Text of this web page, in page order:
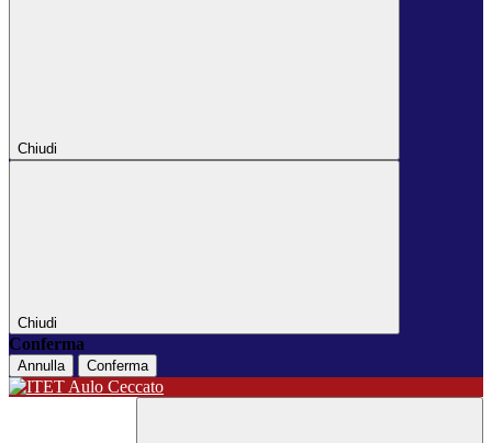
Chiudi
Chiudi
Conferma
Annulla Conferma